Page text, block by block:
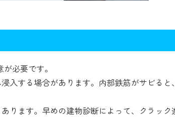
必要です。
入する場合があります。内部鉄筋がサビる
ります。早めの建物診断によって、クラック